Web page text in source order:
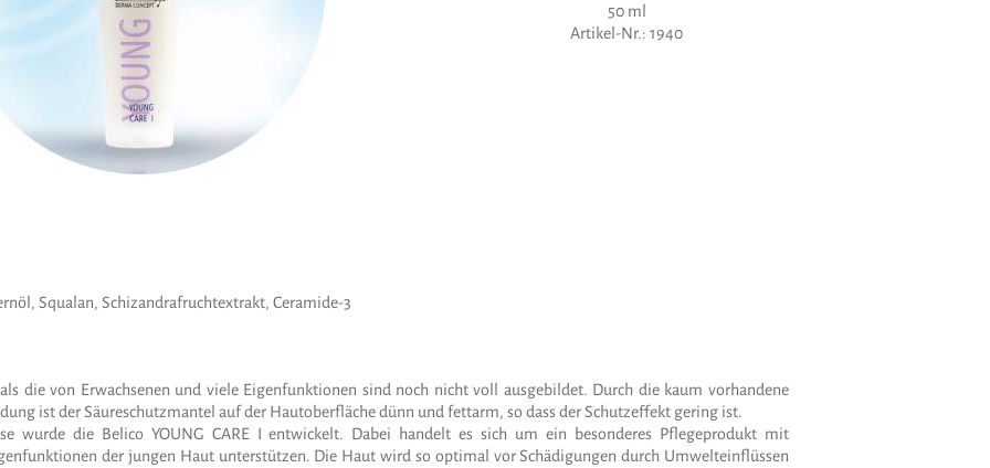
50 ml
Artikel-Nr.: 1940
Squalan, Schizandrafruchtextrakt, Ceramide-3
die von Erwachsenen und viele Eigenfunktionen sind noch nicht voll ausgebildet. Durch die kaum vorhandene
ist der Säureschutzmantel auf der Hautoberfläche dünn und fettarm, so dass der Schutzeffekt gering ist.
wurde die Belico YOUNG CARE I entwickelt. Dabei handelt es sich um ein besonderes Pflegeprodukt mit
der jungen Haut unterstützen. Die Haut wird so optimal vor Schädigungen durch Umwelteinflüssen